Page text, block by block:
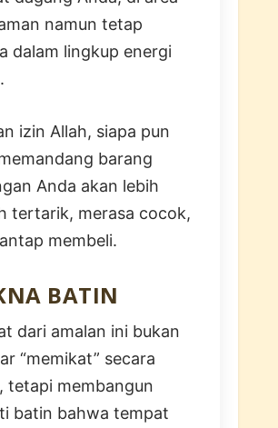
namun tetap
dalam lingkup energi
izin Allah, siapa pun
barang
Anda akan lebih
tertarik, merasa cocok,
membeli.
BATIN
dari amalan ini bukan
“memikat” secara
tetapi membangun
batin bahwa tempat